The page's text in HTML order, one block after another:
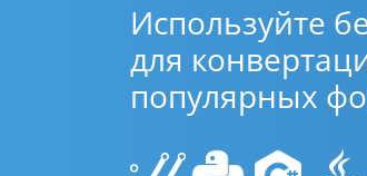
Используйте
для
популярных